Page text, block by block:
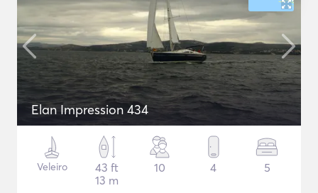
Elan Impression 434
Veleiro
43 ft
13 m
10 4 5